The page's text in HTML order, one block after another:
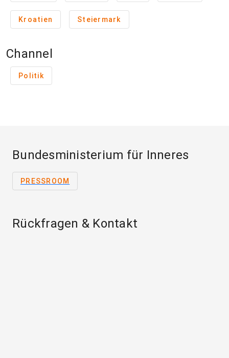
Kroatien Steiermark
Channel
Politik
Bundesministerium für Inneres
PRESSROOM
Rückfragen & Kontakt